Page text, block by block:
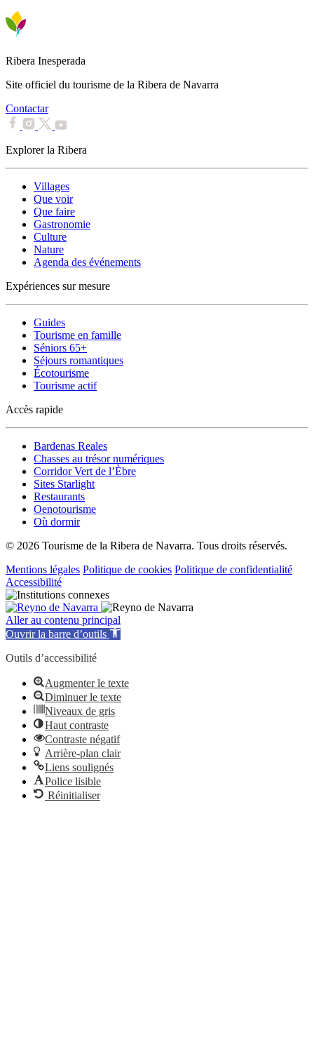
Ribera Inesperada
Site officiel du tourisme de la Ribera de Navarra
Contactar
Explorer la Ribera
Villages
Que voir
Que faire
Gastronomie
Culture
Nature
Agenda des événements
Expériences sur mesure
Guides
Tourisme en famille
Séniors 65+
Séjours romantiques
Écotourisme
Tourisme actif
Accès rapide
Bardenas Reales
Chasses au trésor numériques
Corridor Vert de l’Èbre
Sites Starlight
Restaurants
Oenotourisme
Où dormir
© 2026 Tourisme de la Ribera de Navarra. Tous droits réservés.
Mentions légales Politique de cookies Politique de confidentialité
Accessibilité
Aller au contenu principal
Ouvrir la barre d’outils
Outils d’accessibilité
Augmenter le texte
Diminuer le texte
Niveaux de gris
Haut contraste
Contraste négatif
Arrière-plan clair
Liens soulignés
Police lisible
Réinitialiser